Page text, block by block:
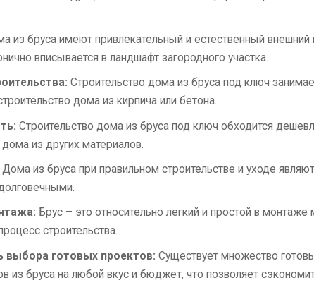
из бруса имеют привлекательный и естественный внешний
вписывается в ландшафт загородного участка.
Строительство дома из бруса под ключ
дома из кирпича или бетона.
Строительство дома из бруса под ключ обходится
из других материалов.
Дома из бруса при правильном строительстве и уходе
Брус – это относительно легкий и простой в монтаже
строительства.
выбора готовых проектов: Существует множество
из бруса на любой вкус и бюджет, что позволяет